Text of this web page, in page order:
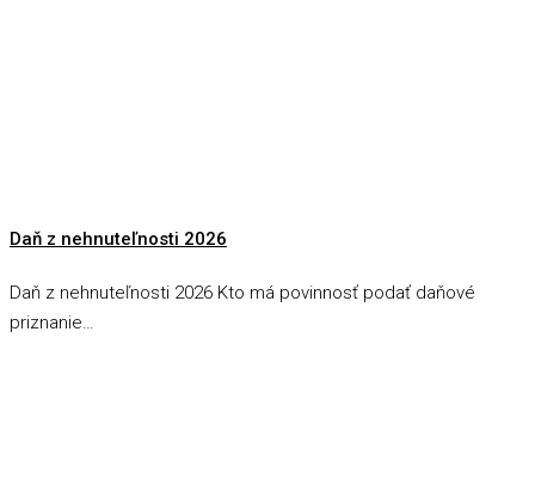
Daň z nehnuteľnosti 2026
Daň z nehnuteľnosti 2026 Kto má povinnosť podať daňové
priznanie…